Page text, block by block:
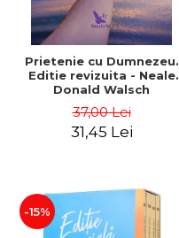
Prietenie cu Dumnezeu.
Editie revizuita - Neale
Donald Walsch
37,00 Lei
31,45 Lei
-15%